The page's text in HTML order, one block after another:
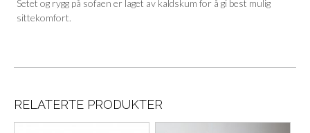
Setet og rygg på sofaen er laget av kaldskum for å gi best mulig
sittekomfort.
RELATERTE PRODUKTER